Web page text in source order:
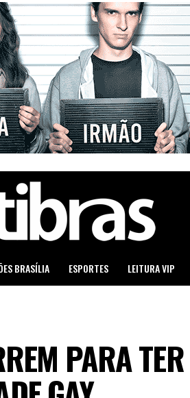
BRASÍLIA ESPORTES LEITURA VIP
PARA TER